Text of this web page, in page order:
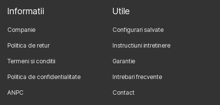
Informatii
Companie
Politica de retur
Termeni si conditii
Politica de confidentialitate
ANPC
Utile
Configurari salvate
Instructiuni intretinere
Garantie
Intrebari frecvente
Contact